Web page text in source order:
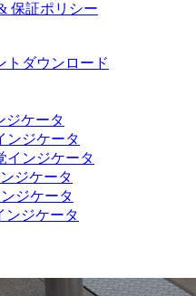
保証ポリシー
トダウンロード
ジケータ
ンジケータ
インジケータ
ジケータ
ジケータ
ンジケータ